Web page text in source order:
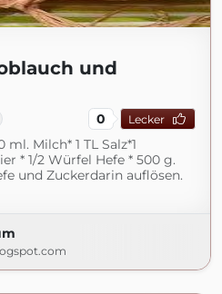
und
0 Lecker
Milch* 1 TL Salz*1
* 1/2 Würfel Hefe * 500 g.
und Zuckerdarin auflösen.